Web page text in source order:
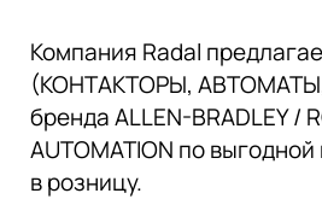
Компания Radal
(КОНТАКТОРЫ,
бренда ALLEN-BRADLEY /
AUTOMATION по
в розницу.